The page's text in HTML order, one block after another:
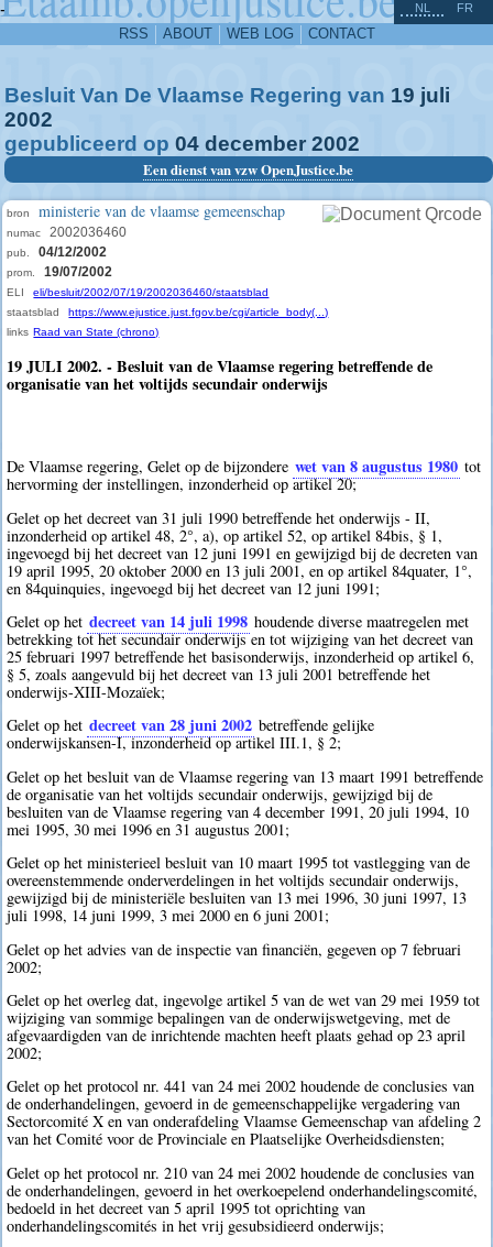
-
RSS ABOUT WEB LOG CONTACT
NL FR
Besluit Van De Vlaamse Regering van 19 juli
2002
gepubliceerd op 04 december 2002
Een dienst van vzw OpenJustice.be
bron ministerie van de vlaamse gemeenschap
numac 2002036460
pub. 04/12/2002
prom. 19/07/2002
ELI
eli/besluit/2002/07/19/2002036460/staatsblad
staatsblad
https://www.ejustice.just.fgov.be/cgi/article_body(...)
links Raad van State (chrono)
19 JULI 2002. - Besluit van de Vlaamse regering betreffende de
organisatie van het voltijds secundair onderwijs
De Vlaamse regering, Gelet op de bijzondere wet van 8 augustus 1980 tot
hervorming der instellingen, inzonderheid op artikel 20;
Gelet op het decreet van 31 juli 1990 betreffende het onderwijs - II,
inzonderheid op artikel 48, 2°, a), op artikel 52, op artikel 84bis, § 1,
ingevoegd bij het decreet van 12 juni 1991 en gewijzigd bij de decreten van
19 april 1995, 20 oktober 2000 en 13 juli 2001, en op artikel 84quater, 1°,
en 84quinquies, ingevoegd bij het decreet van 12 juni 1991;
Gelet op het decreet van 14 juli 1998 houdende diverse maatregelen met
betrekking tot het secundair onderwijs en tot wijziging van het decreet van
25 februari 1997 betreffende het basisonderwijs, inzonderheid op artikel 6,
§ 5, zoals aangevuld bij het decreet van 13 juli 2001 betreffende het
onderwijs-XIII-Mozaïek;
Gelet op het decreet van 28 juni 2002 betreffende gelijke
onderwijskansen-I, inzonderheid op artikel III.1, § 2;
Gelet op het besluit van de Vlaamse regering van 13 maart 1991 betreffende
de organisatie van het voltijds secundair onderwijs, gewijzigd bij de
besluiten van de Vlaamse regering van 4 december 1991, 20 juli 1994, 10
mei 1995, 30 mei 1996 en 31 augustus 2001;
Gelet op het ministerieel besluit van 10 maart 1995 tot vastlegging van de
overeenstemmende onderverdelingen in het voltijds secundair onderwijs,
gewijzigd bij de ministeriële besluiten van 13 mei 1996, 30 juni 1997, 13
juli 1998, 14 juni 1999, 3 mei 2000 en 6 juni 2001;
Gelet op het advies van de inspectie van financiën, gegeven op 7 februari
2002;
Gelet op het overleg dat, ingevolge artikel 5 van de wet van 29 mei 1959 tot
wijziging van sommige bepalingen van de onderwijswetgeving, met de
afgevaardigden van de inrichtende machten heeft plaats gehad op 23 april
2002;
Gelet op het protocol nr. 441 van 24 mei 2002 houdende de conclusies van
de onderhandelingen, gevoerd in de gemeenschappelijke vergadering van
Sectorcomité X en van onderafdeling Vlaamse Gemeenschap van afdeling 2
van het Comité voor de Provinciale en Plaatselijke Overheidsdiensten;
Gelet op het protocol nr. 210 van 24 mei 2002 houdende de conclusies van
de onderhandelingen, gevoerd in het overkoepelend onderhandelingscomité,
bedoeld in het decreet van 5 april 1995 tot oprichting van
onderhandelingscomités in het vrij gesubsidieerd onderwijs;
^